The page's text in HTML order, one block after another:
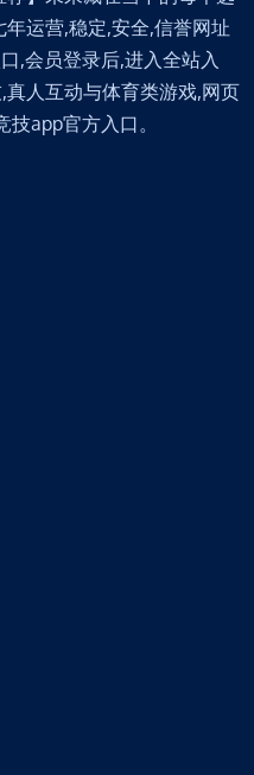
运营,稳定,安全,信誉网址
,会员登录后,进入全站入
真人互动与体育类游戏,网页
app官方入口。